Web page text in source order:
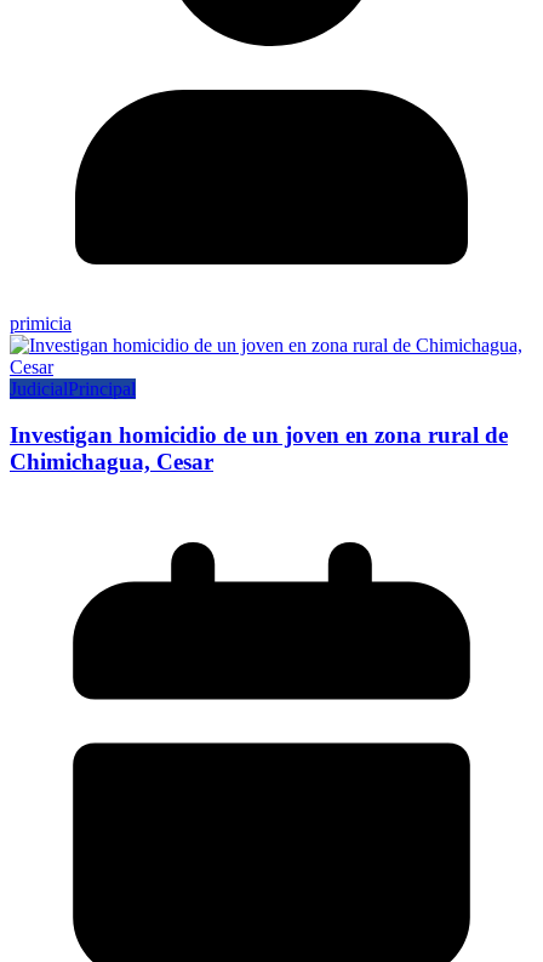
primicia
JudicialPrincipal
Investigan homicidio de un joven en zona rural de
Chimichagua, Cesar